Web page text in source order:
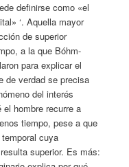
definirse como «el
‘. Aquella mayor
de superior
a la que Bóhm-
para explicar el
de verdad se precisa
del interés
el hombre recurre a
tiempo, pese a que
cuya
superior. Es más: